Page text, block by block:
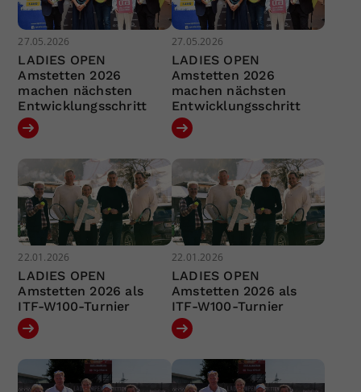
27.05.2026
LADIES OPEN
Amstetten 2026
machen nächsten
Entwicklungsschritt
27.05.2026
LADIES OPEN
Amstetten 2026
machen nächsten
Entwicklungsschritt
22.01.2026
LADIES OPEN
Amstetten 2026 als
ITF-W100-Turnier
22.01.2026
LADIES OPEN
Amstetten 2026 als
ITF-W100-Turnier